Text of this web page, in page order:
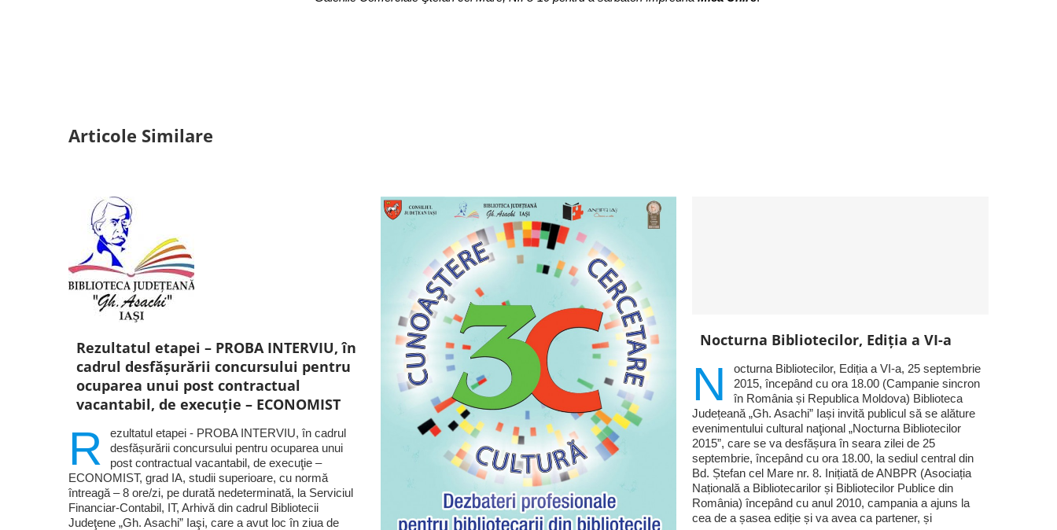
Articole Similare
Rezultatul etapei – PROBA INTERVIU, în
cadrul desfășurării concursului pentru
ocuparea unui post contractual
vacantabil, de execuţie – ECONOMIST
R
ezultatul etapei - PROBA INTERVIU, în cadrul
desfășurării concursului pentru ocuparea unui
post contractual vacantabil, de execuţie –
ECONOMIST, grad IA, studii superioare, cu normă
întreagă – 8 ore/zi, pe durată nedeterminată, la Serviciul
Financiar-Contabil, IT, Arhivă din cadrul Bibliotecii
Judeţene „Gh. Asachi” Iaşi, care a avut loc în ziua de
Nocturna Bibliotecilor, Ediția a VI-a
N
octurna Bibliotecilor, Ediția a VI-a, 25 septembrie
2015, începând cu ora 18.00 (Campanie sincron
în România și Republica Moldova) Biblioteca
Județeană „Gh. Asachi” Iași invită publicul să se alăture
evenimentului cultural naţional „Nocturna Bibliotecilor
2015”, care se va desfășura în seara zilei de 25
septembrie, începând cu ora 18.00, la sediul central din
Bd. Ștefan cel Mare nr. 8. Inițiată de ANBPR (Asociația
Națională a Bibliotecarilor și Bibliotecilor Publice din
România) începând cu anul 2010, campania a ajuns la
cea de a șasea ediție și va avea ca partener, și